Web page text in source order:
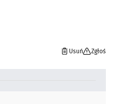
Usuń Zgłoś